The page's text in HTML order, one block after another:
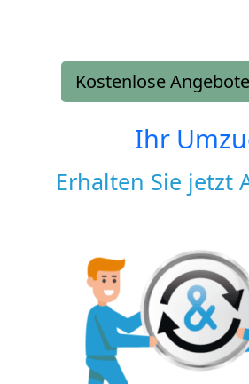
Kostenlose
Ihr
Erhalten Sie jetzt